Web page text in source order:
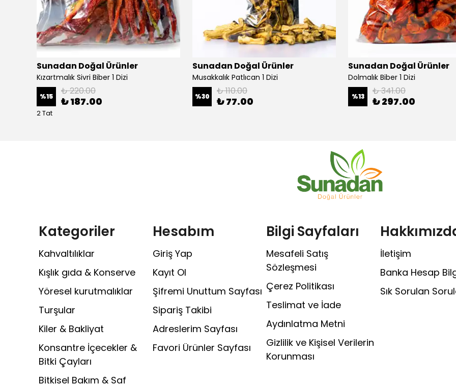
Sunadan Doğal Ürünler
Kızartmalık Sivri Biber 1 Dizi
%15 ₺ 220.00
₺ 187.00
2 Tat
Sunadan Doğal Ürünler
Musakkalık Patlıcan 1 Dizi
%30 ₺ 110.00
₺ 77.00
Sunadan Doğal Ürünler
Dolmalık Biber 1 Dizi
%13 ₺ 341.00
₺ 297.00
Kategoriler
Kahvaltılıklar
Kışlık gıda & Konserve
Yöresel kurutmalıklar
Turşular
Kiler & Bakliyat
Konsantre İçecekler &
Bitki Çayları
Bitkisel Bakım & Saf
Hesabım
Giriş Yap
Kayıt Ol
Şifremi Unuttum Sayfası
Sipariş Takibi
Adreslerim Sayfası
Favori Ürünler Sayfası
Bilgi Sayfaları
Mesafeli Satış
Sözleşmesi
Çerez Politikası
Teslimat ve İade
Aydınlatma Metni
Gizlilik ve Kişisel Verilerin
Korunması
İletişim
Banka Hesap
Sık Sorulan